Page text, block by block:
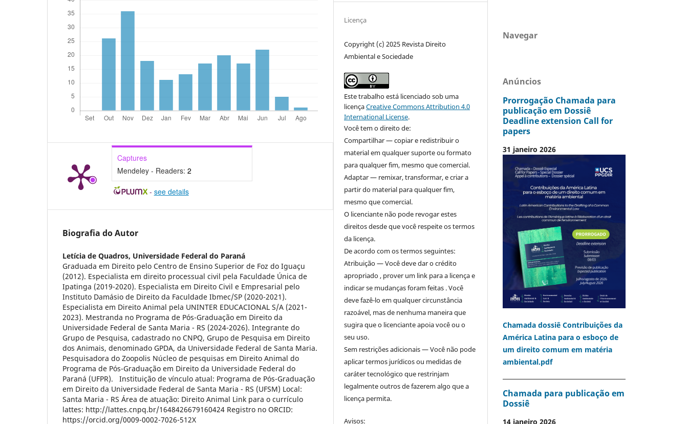
Captures
Mendeley - Readers: 2
- see details
Biografia do Autor
Letícia de Quadros, Universidade Federal do Paraná
Graduada em Direito pelo Centro de Ensino Superior de Foz do Iguaçu
(2012). Especialista em direito processual civil pela Faculdade Única de
Ipatinga (2019-2020). Especialista em Direito Civil e Empresarial pelo
Instituto Damásio de Direito da Faculdade Ibmec/SP (2020-2021).
Especialista em Direito Animal pela UNINTER EDUCACIONAL S/A (2021-
2023). Mestranda no Programa de Pós-Graduação em Direito da
Universidade Federal de Santa Maria - RS (2024-2026). Integrante do
Grupo de Pesquisa, cadastrado no CNPQ, Grupo de Pesquisa em Direito
dos Animais, denominado GPDA, da Universidade Federal de Santa Maria.
Pesquisadora do Zoopolis Núcleo de pesquisas em Direito Animal do
Programa de Pós-Graduação em Direito da Universidade Federal do
Paraná (UFPR). Instituição de vínculo atual: Programa de Pós-Graduação
em Direito da Universidade Federal de Santa Maria - RS (UFSM) Local:
Santa Maria - RS Área de atuação: Direito Animal Link para o currículo
lattes: http://lattes.cnpq.br/1648426679160424 Registro no ORCID:
https://orcid.org/0009-0002-7026-512X
Licença
Copyright (c) 2025 Revista Direito
Ambiental e Sociedade
Este trabalho está licenciado sob uma
licençaCreative Commons Attribution 4.0
International License.
Você tem o direito de:
Compartilhar — copiar e redistribuir o
material em qualquer suporte ou formato
para qualquer fim, mesmo que comercial.
Adaptar — remixar, transformar, e criar a
partir do material para qualquer fim,
mesmo que comercial.
O licenciante não pode revogar estes
direitos desde que você respeite os termos
da licença.
De acordo com os termos seguintes:
Atribuição — Você deve dar o crédito
apropriado , prover um link para a licença e
indicar se mudanças foram feitas . Você
deve fazê-lo em qualquer circunstância
razoável, mas de nenhuma maneira que
sugira que o licenciante apoia você ou o
seu uso.
Sem restrições adicionais — Você não pode
aplicar termos jurídicos ou medidas de
caráter tecnológico que restrinjam
legalmente outros de fazerem algo que a
licença permita.
Avisos:
Navegar
Anúncios
Prorrogação Chamada para
publicação em Dossiê
Deadline extension Call for
papers
31 janeiro 2026
Chamada dossiê Contribuições da
América Latina para o esboço de
um direito comum em matéria
ambiental.pdf
Chamada para publicação em
Dossiê
14 janeiro 2026